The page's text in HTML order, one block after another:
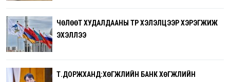
ЧӨЛӨӨТ ХУДАЛДААНЫ ТҮР ХЭЛЭЛЦЭЭР ХЭРЭГЖИЖ
ЭХЭЛЛЭЭ
Т.ДОРЖХАНД:ХӨГЖЛИЙН БАНК ХӨГЖЛИЙН